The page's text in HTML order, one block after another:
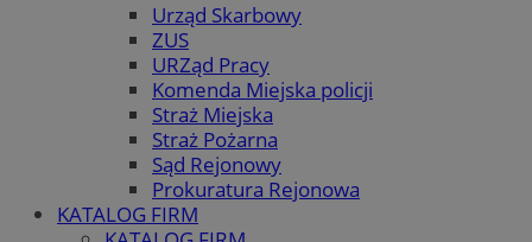
Urząd Skarbowy
ZUS
URZąd Pracy
Komenda Miejska policji
Straż Miejska
Straż Pożarna
Sąd Rejonowy
Prokuratura Rejonowa
KATALOG FIRM